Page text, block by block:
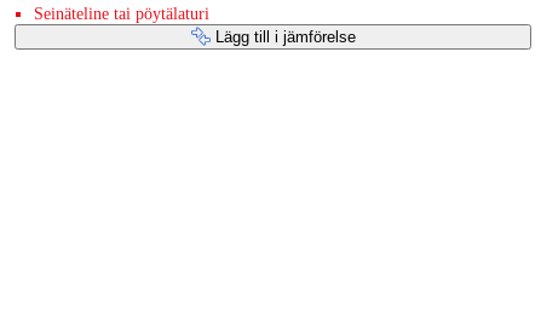
Seinäteline tai pöytälaturi
Lägg till i jämförelse